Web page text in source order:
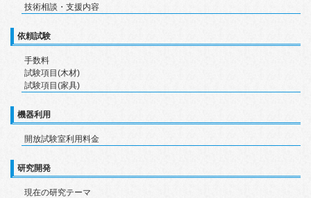
技術相談・支援内容
依頼試験
手数料
試験項目(木材)
試験項目(家具)
機器利用
開放試験室利用料金
研究開発
現在の研究テーマ